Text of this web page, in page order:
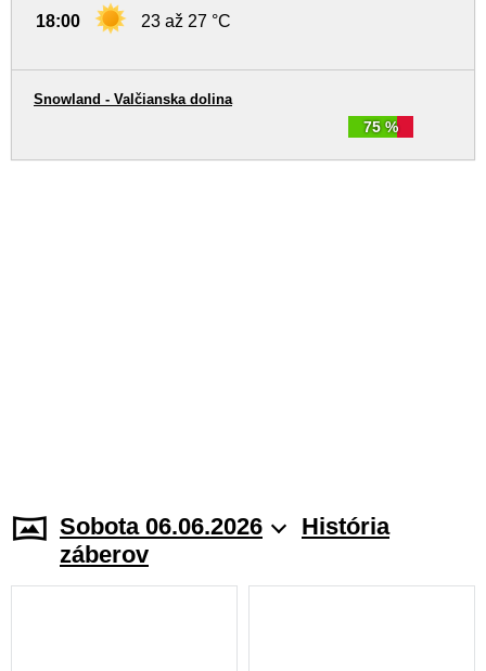
18:00 23 až 27 °C
75 %
Snowland - Valčianska dolina
Sobota 06.06.2026
História
záberov